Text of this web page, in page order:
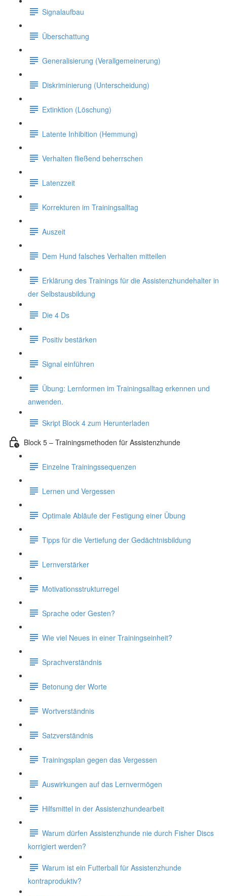
Signalaufbau
Überschattung
Generalisierung (Verallgemeinerung)
Diskriminierung (Unterscheidung)
Extinktion (Löschung)
Latente Inhibition (Hemmung)
Verhalten fließend beherrschen
Latenzzeit
Korrekturen im Trainingsalltag
Auszeit
Dem Hund falsches Verhalten mitteilen
Erklärung des Trainings für die Assistenzhundehalter in
der Selbstausbildung
Die 4 Ds
Positiv bestärken
Signal einführen
Übung: Lernformen im Trainingsalltag erkennen und
anwenden.
Skript Block 4 zum Herunterladen
Block 5 – Trainingsmethoden für Assistenzhunde
Einzelne Trainingssequenzen
Lernen und Vergessen
Optimale Abläufe der Festigung einer Übung
Tipps für die Vertiefung der Gedächtnisbildung
Lernverstärker
Motivationsstrukturregel
Sprache oder Gesten?
Wie viel Neues in einer Trainingseinheit?
Sprachverständnis
Betonung der Worte
Wortverständnis
Satzverständnis
Trainingsplan gegen das Vergessen
Auswirkungen auf das Lernvermögen
Hilfsmittel in der Assistenzhundearbeit
Warum dürfen Assistenzhunde nie durch Fisher Discs
korrigiert werden?
Warum ist ein Futterball für Assistenzhunde
kontraproduktiv?